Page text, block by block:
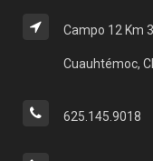
Campo 12 Km
Cuauhtémoc,
625.145.9018